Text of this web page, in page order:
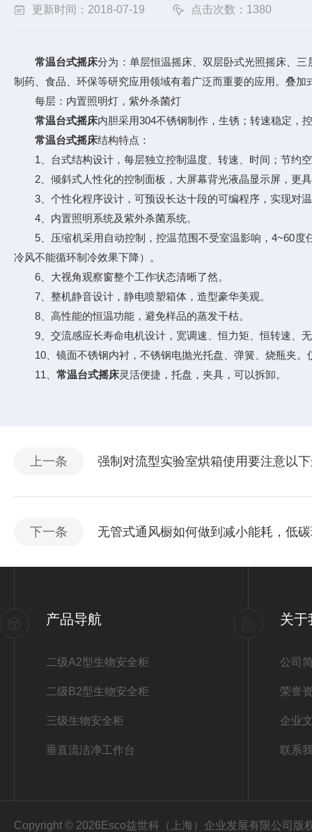
更新时间：2018-07-19 点击次数：1380
常温台式摇床分为：单层恒温摇床、双层卧式光照摇床、
制药、食品、环保等研究应用领域有着广泛而重要的应用。叠
每层：内置照明灯，紫外杀菌灯
常温台式摇床内胆采用304不锈钢制作，生锈；转速稳定，
常温台式摇床结构特点：
1、台式结构设计，每层独立控制温度、转速、时间；节约
2、倾斜式人性化的控制面板，大屏幕背光液晶显示屏，更
3、个性化程序设计，可预设长达十段的可编程序，实现对
4、内置照明系统及紫外杀菌系统。
5、压缩机采用自动控制，控温范围不受室温影响，4~60度
冷风不能循环制冷效果下降）。
6、大视角观察窗整个工作状态清晰了然。
7、整机静音设计，静电喷塑箱体，造型豪华美观。
8、高性能的恒温功能，避免样品的蒸发干枯。
9、交流感应长寿命电机设计，宽调速、恒力矩、恒转速、
10、镜面不锈钢内衬，不锈钢电抛光托盘、弹簧、烧瓶夹。
11、 常温台式摇床灵活便捷，托盘，夹具，可以拆卸。
上一条 强制对流型实验室烘箱使用要注意以
下一条 无管式通风橱如何做到减小能耗，低
产品导航
二级A2型生物安全柜
二级B2型生物安全柜
三级生物安全柜
垂直流洁净工作台
关于
公司
荣誉
企业
联系
Copyright © 2026Esco益世科（上海）企业发展有限公司